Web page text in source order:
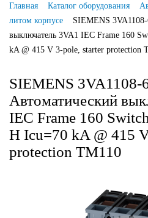
Главная Каталог оборудования
литом корпусе
SIEMENS
выключатель 3VA1 IEC Frame 160
kA @ 415 V 3-pole, starter protection
SIEMENS
Автоматический
IEC Frame 160
H Icu=70 kA @ 415
protection TM110